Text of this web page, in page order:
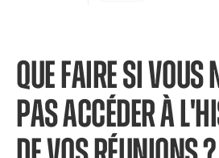
QUE FAIRE SI VOUS
PAS ACCÉDER À